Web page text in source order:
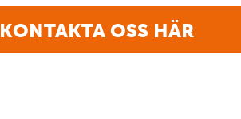
KONTAKTA OSS HÄR